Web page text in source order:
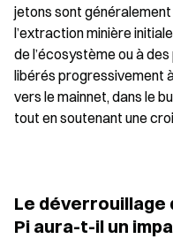
jetons sont
l’extraction minière
de l’écosystème ou à
libérés progressivement
vers le mainnet, dans le
tout en soutenant une
Le déverrouillage
Pi aura-t-il un